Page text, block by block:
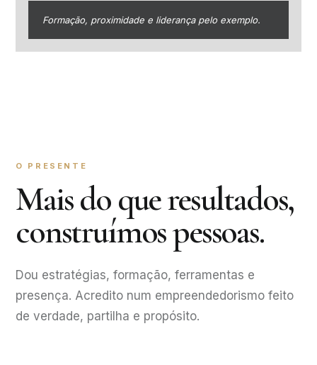
Formação, proximidade e liderança pelo exemplo.
O PRESENTE
Mais do que resultados,
construímos pessoas.
Dou estratégias, formação, ferramentas e
presença. Acredito num empreendedorismo feito
de verdade, partilha e propósito.